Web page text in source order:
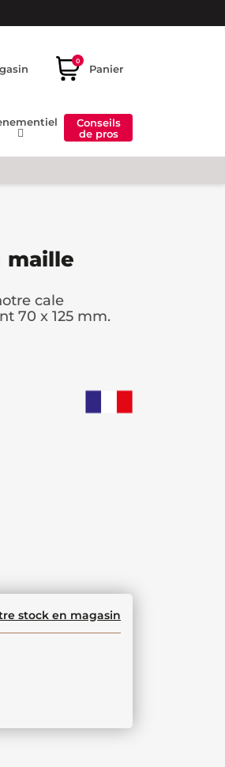
0
Panier
Conseils
de pros
maille
cale
70 x 125 mm.
stock en magasin